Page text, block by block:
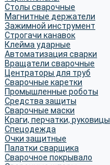
Столы сварочные
Магнитные держатели
Зажимной инструмент
Строгачи канавок
Клейма ударные
Автоматизация сварки
Вращатели сварочные
Центраторы для труб
Сварочные каретки
Промышленные роботы
Средства защиты
Сварочные маски
Краги, перчатки, руковицы
Спецодежда
Очки защитные
Палатки сварщика
Сварочное покрывало